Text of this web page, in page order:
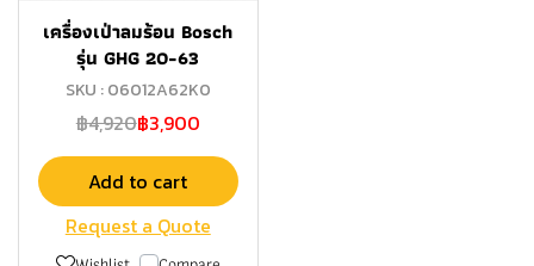
เครื่องเป่าลมร้อน Bosch
รุ่น GHG 20-63
SKU : 06012A62K0
฿4,920฿3,900
Add to cart
Request a Quote